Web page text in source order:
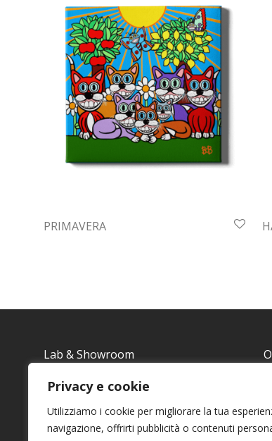
Privacy e cookie
Utilizziamo i cookie per migliorare la tua
navigazione, offrirti pubblicità o contenuti
PRIMAVERA
Lab & Showroom
Via Torres 13
07026 San Pantaleo – SS